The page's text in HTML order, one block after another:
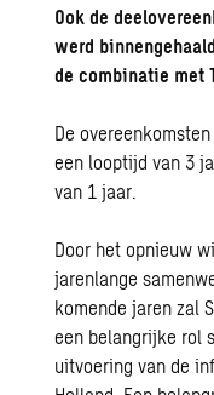
Ook de
werd
de combinatie met
De
een looptijd van 3
van 1 jaar.
Door het opnieuw
jarenlange
komende jaren zal
een belangrijke rol
uitvoering van de